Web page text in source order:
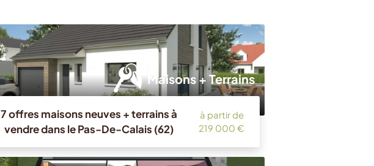
Maisons + Terrains
7 offres maisons neuves + terrains à
vendre dans le Pas-De-Calais (62)
à partir de
219 000 €